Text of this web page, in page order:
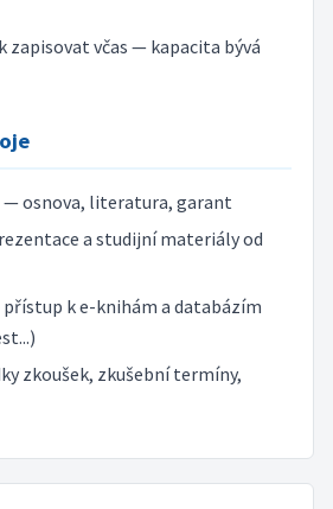
zapisovat včas — kapacita bývá
— osnova, literatura, garant
a studijní materiály od
k e-knihám a databázím
zkoušek, zkušební termíny,